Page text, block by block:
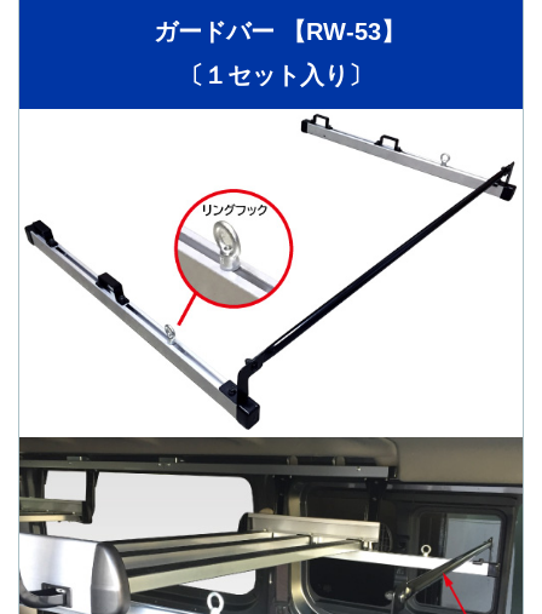
ガードバー 【RW-53】
〔１セット入り〕